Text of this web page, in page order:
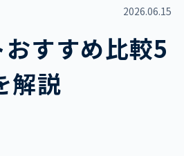
2026.06.15
すすめ比較5
解説